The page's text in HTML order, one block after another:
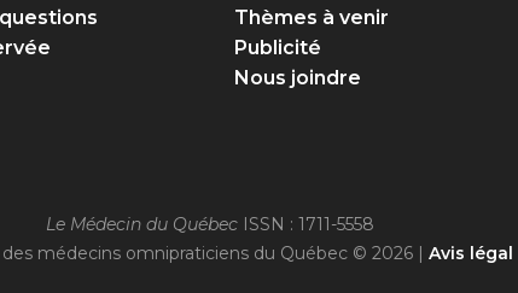
Thèmes à venir
Publicité
Nous joindre
Le Médecin du Québec ISSN : 1711-5558
médecins omnipraticiens du Québec © 2026 | Avis légal